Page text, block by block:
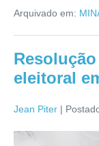
Arquivado em:
eleitoral
Jean Piter |